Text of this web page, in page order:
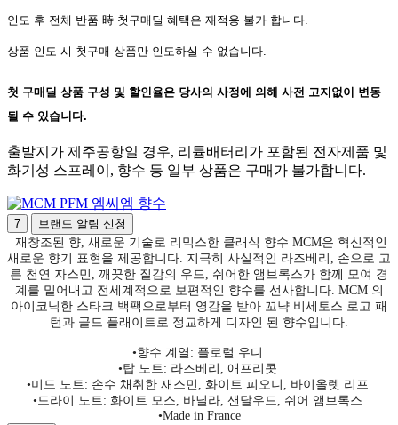
인도 후 전체 반품 時 첫구매딜 혜택은 재적용 불가 합니다.
상품 인도 시 첫구매 상품만 인도하실 수 없습니다.
첫 구매딜 상품 구성 및 할인율은 당사의 사정에 의해 사전 고지없이 변동
될 수 있습니다.
출발지가 제주공항일 경우, 리튬배터리가 포함된 전자제품 및
화기성 스프레이, 향수 등 일부 상품은 구매가 불가합니다.
엠씨엠 향수
7
브랜드 알림 신청
재창조된 향, 새로운 기술로 리믹스한 클래식 향수 MCM은 혁신적인
새로운 향기 표현을 제공합니다. 지극히 사실적인 라즈베리, 손으로 고
른 천연 자스민, 깨끗한 질감의 우드, 쉬어한 앰브록스가 함께 모여 경
계를 밀어내고 전세계적으로 보편적인 향수를 선사합니다. MCM 의
아이코닉한 스타크 백팩으로부터 영감을 받아 꼬냑 비세토스 로고 패
턴과 골드 플래이트로 정교하게 디자인 된 향수입니다.
•향수 계열: 플로럴 우디
•탑 노트: 라즈베리, 애프리콧
•미드 노트: 손수 채취한 재스민, 화이트 피오니, 바이올렛 리프
•드라이 노트: 화이트 모스, 바닐라, 샌달우드, 쉬어 앰브록스
•Made in France